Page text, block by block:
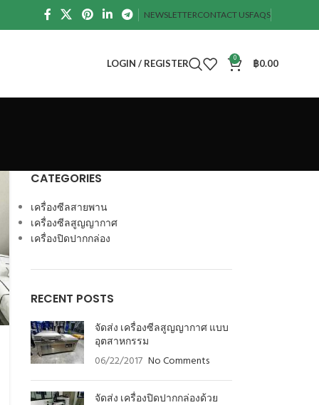
NEWSLETTERCONTACT USFAQS
LOGIN / REGISTER 0 ฿0.00
CATEGORIES
เครื่องซีลสายพาน
เครื่องซีลสูญญากาศ
เครื่องปิดปากกล่อง
RECENT POSTS
จัดส่ง เครื่องซีลสูญญากาศ แบบ
อุตสาหกรรม
06/22/2017 No Comments
จัดส่ง เครื่องปิดปากกล่องด้วย